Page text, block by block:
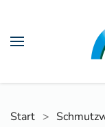
Skip to
Start